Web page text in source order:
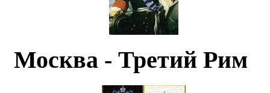
Москва - Третий Рим